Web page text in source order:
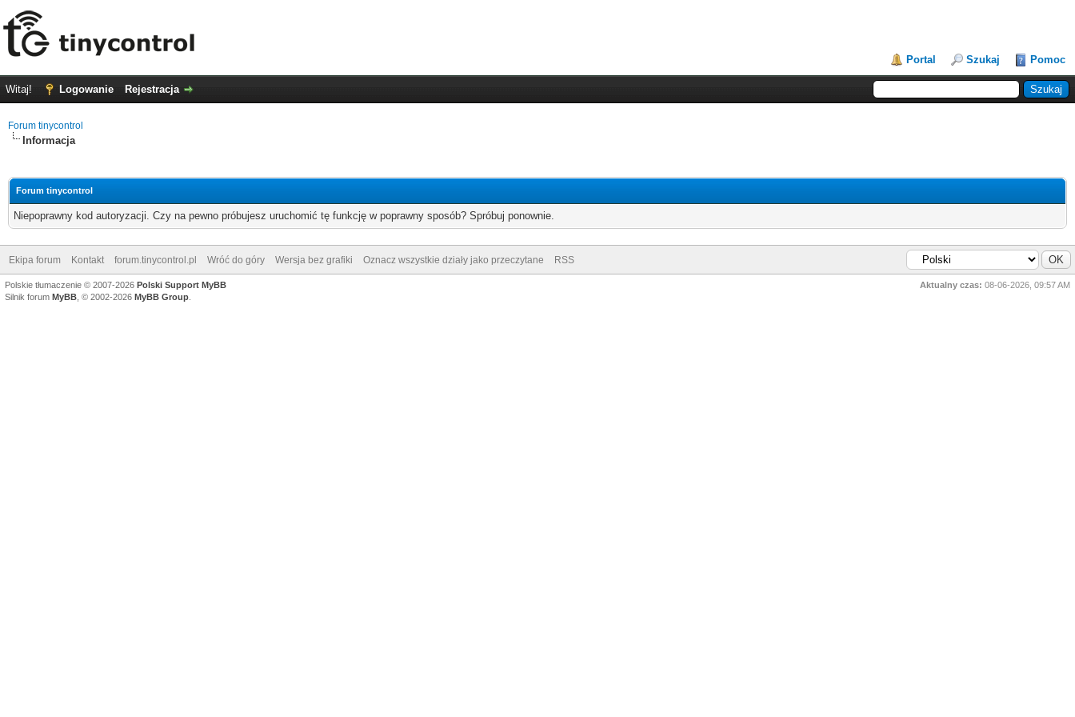
Portal Szukaj Pomoc
Witaj! Logowanie Rejestracja
Forum tinycontrol
Informacja
Forum tinycontrol
Niepoprawny kod autoryzacji. Czy na pewno próbujesz uruchomić tę funkcję w poprawny sposób? Spróbuj ponownie.
Ekipa forum Kontakt forum.tinycontrol.pl Wróć do góry Wersja bez grafiki Oznacz wszystkie działy jako przeczytane RSS
Aktualny czas: 08-06-2026, 09:57 AM
Polskie tłumaczenie © 2007-2026 Polski Support MyBB
Silnik forum MyBB , © 2002-2026 MyBB Group